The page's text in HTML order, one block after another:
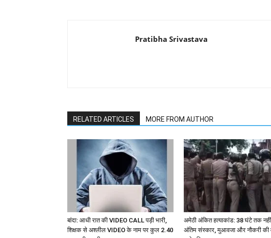
Pratibha Srivastava
RELATED ARTICLES MORE FROM AUTHOR
बांदा: आधी रात की VIDEO CALL पड़ी भारी,
शिक्षक से अश्लील VIDEO के नाम पर कुल 2.40
अमेठी अंकित हत्याकांड: 38 घंटे तक
अंतिम संस्कार, मुआवजा और नौकरी की